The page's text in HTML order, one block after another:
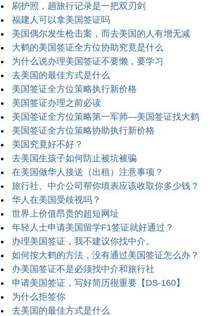
刷护照，趟旅行记录是一把双刃剑
福建人可以拿美国签证吗
美国偶尔发生枪击案，而去美国的人有增无减
大鹤的美国签证全方位协助究竟是什么
为什么说办理美国签证不要懒，要学习
去美国的最佳方式是什么
美国签证全方位策略执行新价格
美国签证办理之前必读
美国签证全方位策略第一军师—美国签证找大鹤
美国签证全方位策略协助执行新价格
美国究竟好不好？
去美国生孩子如何防止被坑被骗
在美国做华人接送（出租）注意事项？
旅行社、中介公司帮你填表应该收取你多少钱？
华人在美国受歧视吗？
世界上价值昂贵的超短网址
年轻人士申请美国留学F1签证就好通过？
办理美国签证，我不建议你找中介。
如何按大鹤的方法，没有通过美国签证怎么办？
办美国签证不是必须找中介和旅行社
申请美国签证，写好简历很重要【DS-160】
为什么拒签你
去美国的最佳方式是什么